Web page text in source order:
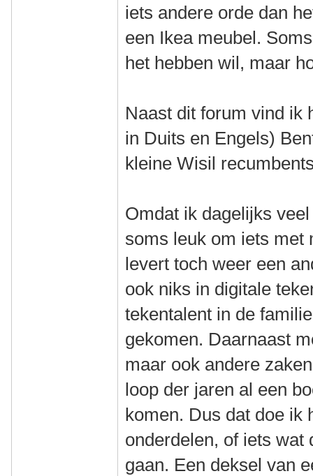
iets andere orde dan
een Ikea meubel.
het hebben wil, maar
Naast dit forum vind ik
in Duits en Engels)
kleine Wisil
Omdat ik dagelijks
soms leuk om iets met
levert toch weer een
ook niks in digitale
tekentalent in de
gekomen. Daarnaast
maar ook andere
loop der jaren al een
komen. Dus dat doe ik
onderdelen, of iets wat
gaan. Een deksel van